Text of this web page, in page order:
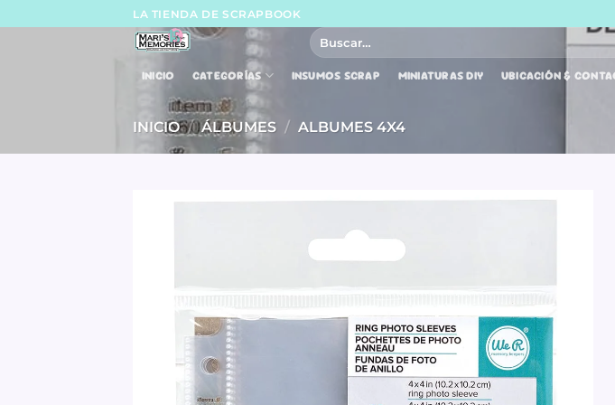
LA TIENDA DE SCRAPBOOK
Buscar
por:
INICIO CATEGORÍAS INSUMOS SCRAP MINIATURAS DIY UBICACIÓN &
INICIO / ÁLBUMES / ALBUMES 4X4